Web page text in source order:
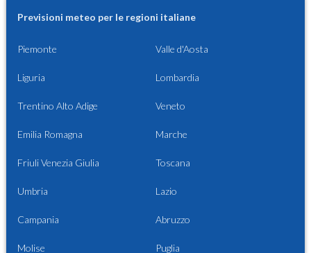
Previsioni meteo per le regioni italiane
Piemonte Valle d'Aosta
Liguria Lombardia
Trentino Alto Adige Veneto
Emilia Romagna Marche
Friuli Venezia Giulia Toscana
Umbria Lazio
Campania Abruzzo
Molise Puglia